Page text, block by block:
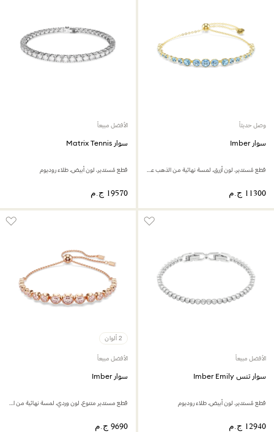
وصل حديثاً
سوار Imber
قطع مُستدير، لون أزرق، لمسة نهائية من الذهب عيار 18 قيراط
الأفضل مبيعاً
سوار Matrix Tennis
قطع مُستدير، لون أبيض، طلاء روديوم
الأفضل مبيعاً
سوار تنس Imber Emily
قطع مُستدير، لون أبيض، طلاء روديوم
2 ألوان
الأفضل مبيعاً
سوار Imber
قطع مستدير متنوع، لون وردي، لمسة نهائية من الذهب الوردي عيار 18 قيراط